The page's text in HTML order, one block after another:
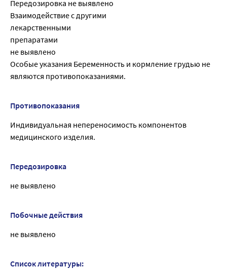
Передозировка не выявлено
Взаимодействие с другими
лекарственными
препаратами
не выявлено
Особые указания Беременность и кормление грудью не
являются противопоказаниями.
Противопоказания
Индивидуальная непереносимость компонентов
медицинского изделия.
Передозировка
не выявлено
Побочные действия
не выявлено
Список литературы: